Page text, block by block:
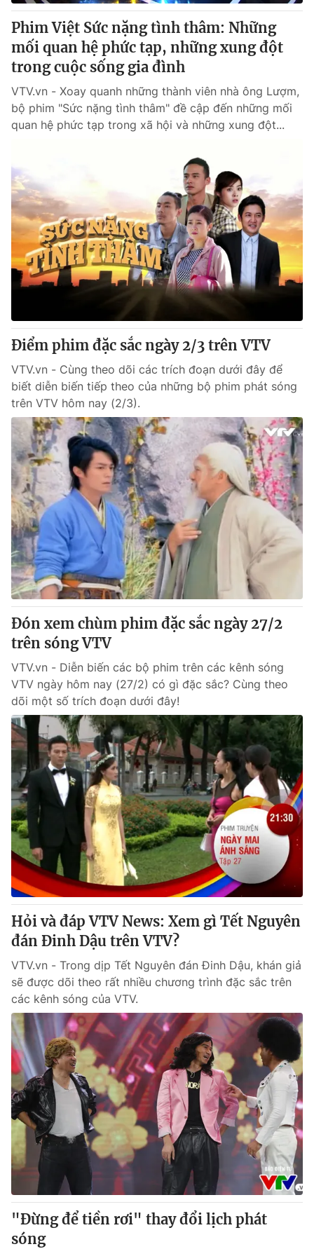
Giấy phép hoạt động báo in và báo điện tử số 483/GP-BTTTT
cấp ngày 29/12/2023
Tổng Biên tập: Vũ Thanh Thủy
Phó Tổng Biên tập:Nguyễn Thị Mỹ Hạnh, Phạm Quốc Thắng,
Nguyễn Trọng Ninh
Tổng đài VTV:024.38 355 931 - 024.38 355 932
Ðiện thoại Thời báo VTV:
024.66 897 897
® Cấm sao chép dưới mọi hình thức nếu không có sự chấp
thuận bằng văn bản. Ghi rõ nguồn VTV.vn khi phát hành lại
thông tin từ website này.
Phim Việt Sức nặng tình thâm: Những
mối quan hệ phức tạp, những xung đột
trong cuộc sống gia đình
VTV.vn - Xoay quanh những thành viên nhà ông Lượm,
bộ phim "Sức nặng tình thâm" đề cập đến những mối
quan hệ phức tạp trong xã hội và những xung đột...
Điểm phim đặc sắc ngày 2/3 trên VTV
VTV.vn - Cùng theo dõi các trích đoạn dưới đây để
biết diễn biến tiếp theo của những bộ phim phát sóng
trên VTV hôm nay (2/3).
Đón xem chùm phim đặc sắc ngày 27/2
trên sóng VTV
VTV.vn - Diễn biến các bộ phim trên các kênh sóng
VTV ngày hôm nay (27/2) có gì đặc sắc? Cùng theo
dõi một số trích đoạn dưới đây!
Hỏi và đáp VTV News: Xem gì Tết Nguyên
đán Đinh Dậu trên VTV?
VTV.vn - Trong dịp Tết Nguyên đán Đinh Dậu, khán giả
sẽ được dõi theo rất nhiều chương trình đặc sắc trên
các kênh sóng của VTV.
"Đừng để tiền rơi" thay đổi lịch phát
sóng